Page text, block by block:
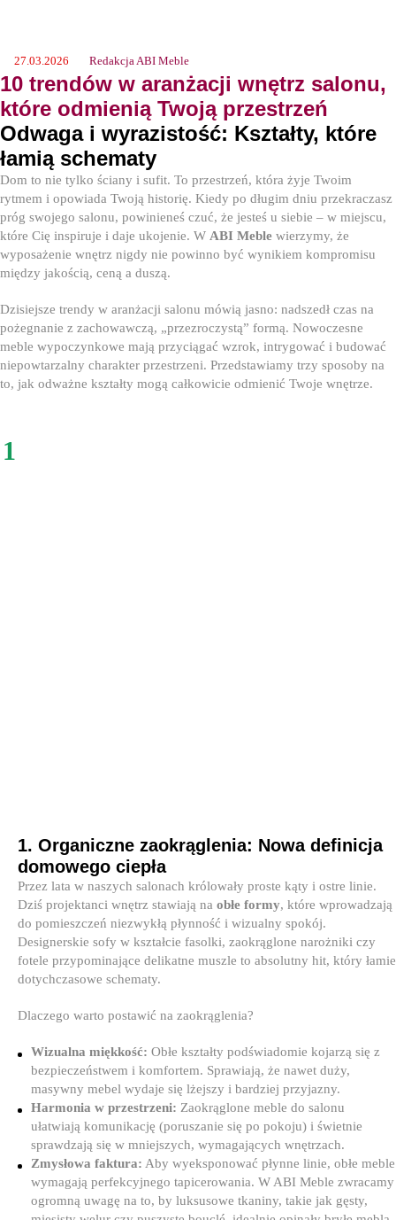
27.03.2026 Redakcja ABI Meble
10 trendów w aranżacji wnętrz salonu,
które odmienią Twoją przestrzeń
Odwaga i wyrazistość: Kształty, które
łamią schematy
Dom to nie tylko ściany i sufit. To przestrzeń, która żyje Twoim
rytmem i opowiada Twoją historię. Kiedy po długim dniu przekraczasz
próg swojego salonu, powinieneś czuć, że jesteś u siebie – w miejscu,
które Cię inspiruje i daje ukojenie. W ABI Meble wierzymy, że
wyposażenie wnętrz nigdy nie powinno być wynikiem kompromisu
między jakością, ceną a duszą.
Dzisiejsze trendy w aranżacji salonu mówią jasno: nadszedł czas na
pożegnanie z zachowawczą, „przezroczystą” formą. Nowoczesne
meble wypoczynkowe mają przyciągać wzrok, intrygować i budować
niepowtarzalny charakter przestrzeni. Przedstawiamy trzy sposoby na
to, jak odważne kształty mogą całkowicie odmienić Twoje wnętrze.
1
1. Organiczne zaokrąglenia: Nowa definicja
domowego ciepła
Przez lata w naszych salonach królowały proste kąty i ostre linie.
Dziś projektanci wnętrz stawiają na obłe formy, które wprowadzają
do pomieszczeń niezwykłą płynność i wizualny spokój.
Designerskie sofy w kształcie fasolki, zaokrąglone narożniki czy
fotele przypominające delikatne muszle to absolutny hit, który łamie
dotychczasowe schematy.
Dlaczego warto postawić na zaokrąglenia?
Wizualna miękkość: Obłe kształty podświadomie kojarzą się z
bezpieczeństwem i komfortem. Sprawiają, że nawet duży,
masywny mebel wydaje się lżejszy i bardziej przyjazny.
Harmonia w przestrzeni: Zaokrąglone meble do salonu
ułatwiają komunikację (poruszanie się po pokoju) i świetnie
sprawdzają się w mniejszych, wymagających wnętrzach.
Zmysłowa faktura: Aby wyeksponować płynne linie, obłe meble
wymagają perfekcyjnego tapicerowania. W ABI Meble zwracamy
ogromną uwagę na to, by luksusowe tkaniny, takie jak gęsty,